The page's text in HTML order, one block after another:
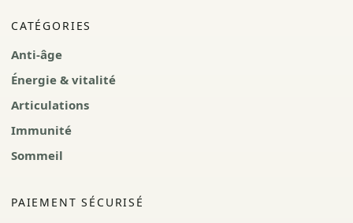
CATÉGORIES
Anti-âge
Énergie & vitalité
Articulations
Immunité
Sommeil
PAIEMENT SÉCURISÉ